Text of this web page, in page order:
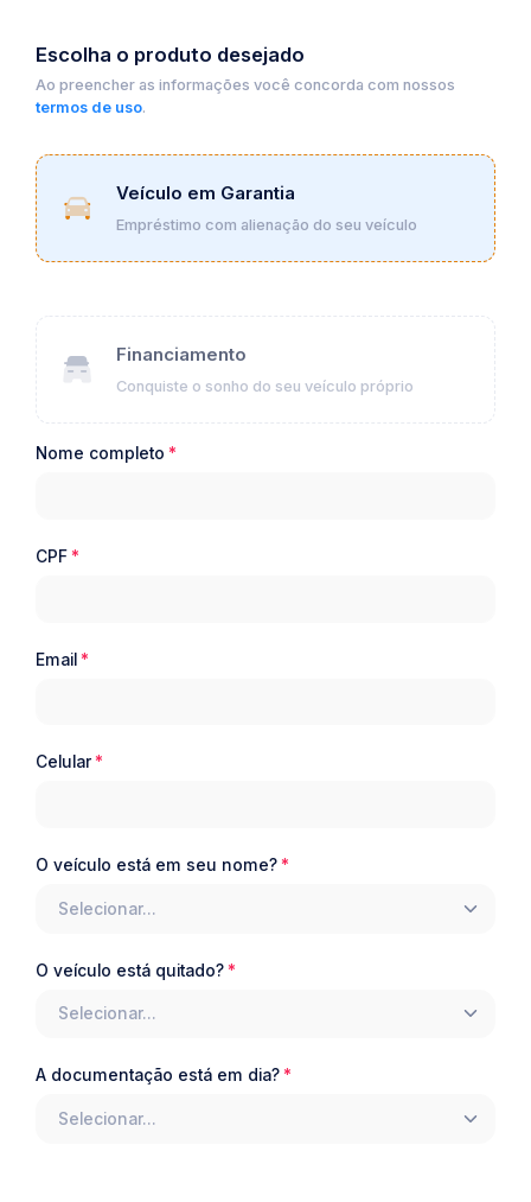
Escolha o produto desejado
Ao preencher as informações você concorda com nossos
termos de uso.
Veículo em Garantia
Empréstimo com alienação do seu veículo
Financiamento
Conquiste o sonho do seu veículo próprio
Nome completo
CPF
Email
Celular
O veículo está em seu nome?
Selecionar...
O veículo está quitado?
Selecionar...
A documentação está em dia?
Selecionar...